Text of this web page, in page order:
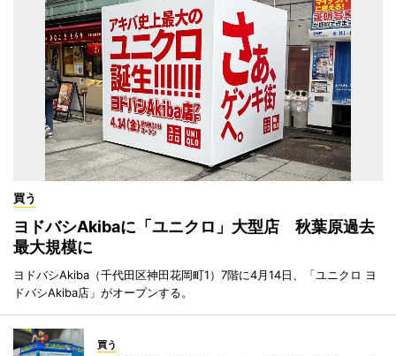
買う
ヨドバシAkibaに「ユニクロ」大型店 秋葉原過去
最大規模に
ヨドバシAkiba（千代田区神田花岡町1）7階に4月14日、「ユニクロ ヨ
ドバシAkiba店」がオープンする。
買う